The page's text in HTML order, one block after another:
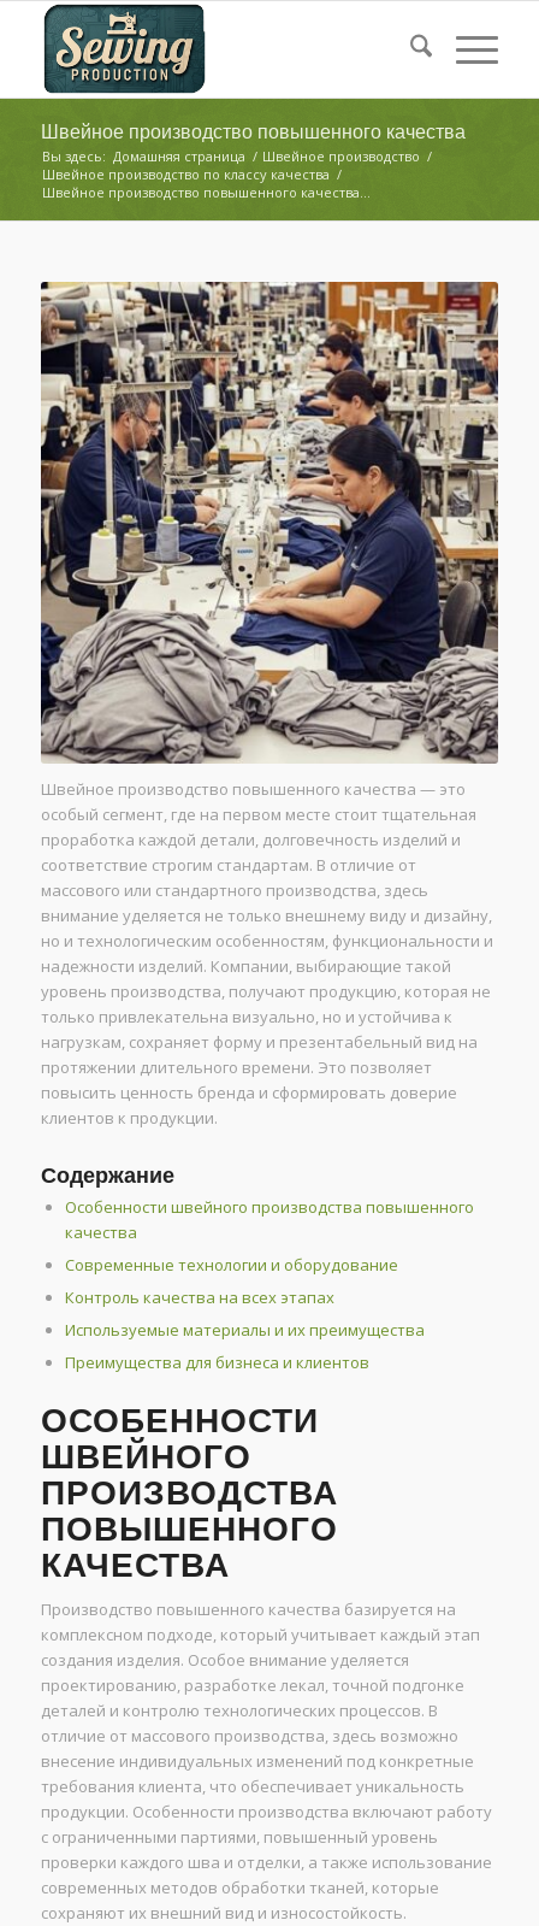
Швейное производство повышенного качества
Вы здесь: Домашняя страница / Швейное производство /
Швейное производство по классу качества /
Швейное производство повышенного качества...
Швейное производство повышенного качества — это
особый сегмент, где на первом месте стоит тщательная
проработка каждой детали, долговечность изделий и
соответствие строгим стандартам. В отличие от
массового или стандартного производства, здесь
внимание уделяется не только внешнему виду и дизайну,
но и технологическим особенностям, функциональности и
надежности изделий. Компании, выбирающие такой
уровень производства, получают продукцию, которая не
только привлекательна визуально, но и устойчива к
нагрузкам, сохраняет форму и презентабельный вид на
протяжении длительного времени. Это позволяет
повысить ценность бренда и сформировать доверие
клиентов к продукции.
Содержание
Особенности швейного производства повышенного
качества
Современные технологии и оборудование
Контроль качества на всех этапах
Используемые материалы и их преимущества
Преимущества для бизнеса и клиентов
ОСОБЕННОСТИ
ШВЕЙНОГО
ПРОИЗВОДСТВА
ПОВЫШЕННОГО
КАЧЕСТВА
Производство повышенного качества базируется на
комплексном подходе, который учитывает каждый этап
создания изделия. Особое внимание уделяется
проектированию, разработке лекал, точной подгонке
деталей и контролю технологических процессов. В
отличие от массового производства, здесь возможно
внесение индивидуальных изменений под конкретные
требования клиента, что обеспечивает уникальность
продукции. Особенности производства включают работу
с ограниченными партиями, повышенный уровень
проверки каждого шва и отделки, а также использование
современных методов обработки тканей, которые
сохраняют их внешний вид и износостойкость.